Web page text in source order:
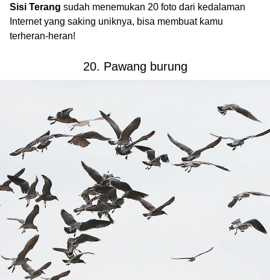
Sisi Terang sudah menemukan 20 foto dari kedalaman
Internet yang saking uniknya, bisa membuat kamu
terheran-heran!
20. Pawang burung